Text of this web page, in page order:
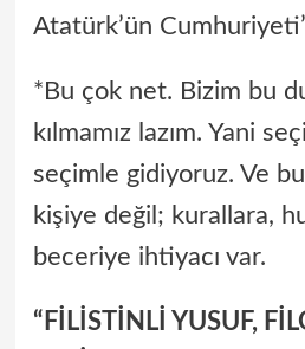
Atatürk’ün
*Bu çok net. Bizim bu
kılmamız lazım. Yani
seçimle gidiyoruz. Ve
kişiye değil; kurallara,
beceriye ihtiyacı var.
“FİLİSTİNLİ YUSUF,